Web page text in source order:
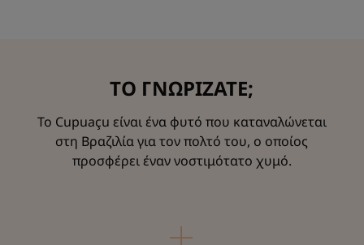
ΤΟ ΓΝΩΡΙΖΑΤΕ;
Το Cupuaçu είναι ένα φυτό που καταναλώνεται
στη Βραζιλία για τον πολτό του, ο οποίος
προσφέρει έναν νοστιμότατο χυμό.